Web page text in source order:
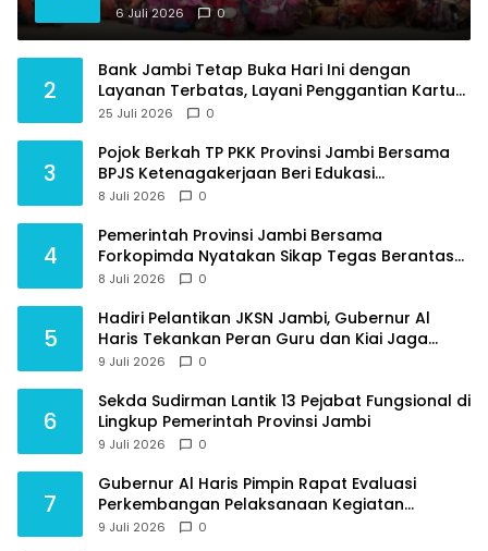
Tradisi jadi Pemersatu dan Dorong
Perbaikan Sarana Desa
6 Juli 2026 0
2
Bank Jambi Tetap Buka Hari Ini dengan
Layanan Terbatas, Layani Penggantian Kartu
ATM dan Perubahan PIN
25 Juli 2026 0
3
Pojok Berkah TP PKK Provinsi Jambi Bersama
BPJS Ketenagakerjaan Beri Edukasi
Perlindungan Sosial bagi Masyarakat
8 Juli 2026 0
4
Pemerintah Provinsi Jambi Bersama
Forkopimda Nyatakan Sikap Tegas Berantas
Geng Motor
8 Juli 2026 0
5
Hadiri Pelantikan JKSN Jambi, Gubernur Al
Haris Tekankan Peran Guru dan Kiai Jaga
Moral Generasi Bangsa
9 Juli 2026 0
6
Sekda Sudirman Lantik 13 Pejabat Fungsional di
Lingkup Pemerintah Provinsi Jambi
9 Juli 2026 0
7
Gubernur Al Haris Pimpin Rapat Evaluasi
Perkembangan Pelaksanaan Kegiatan
Pembangunan Triwulan II TA 2026
9 Juli 2026 0